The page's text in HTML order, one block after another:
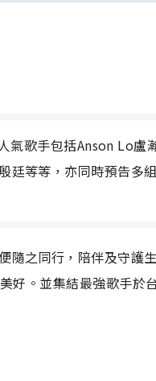
氣歌手包括Anson Lo盧
廷等等，亦同時預告多
隨之同行，陪伴及守護
好。並集結最強歌手於